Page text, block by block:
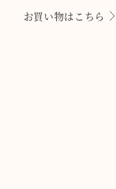
お買い物はこちら